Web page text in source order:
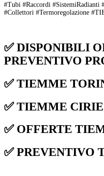
#Tubi #Raccordi #SistemiRadianti
#Collettori #Termoregolazione
✅ DISPONIBILI
PREVENTIVO
✅ TIEMME
✅ TIEMME
✅ OFFERTE
✅ PREVENTIVO